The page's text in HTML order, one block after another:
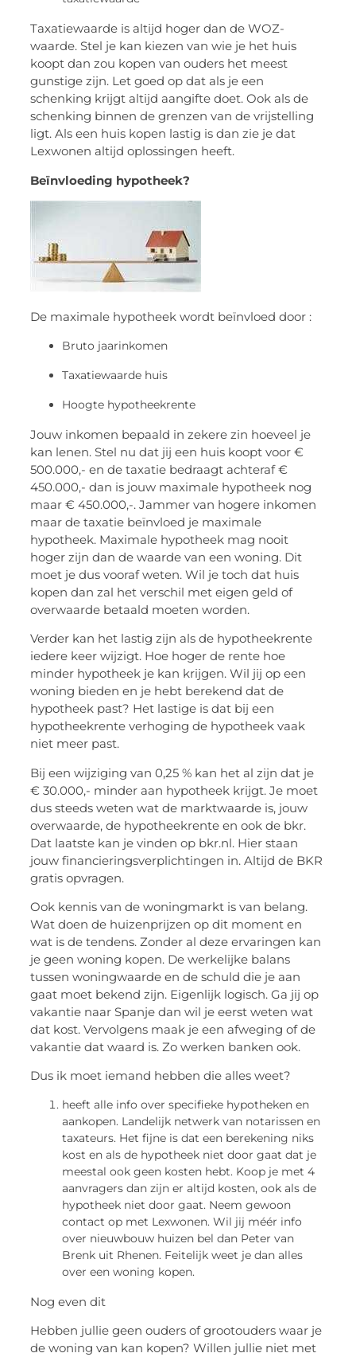
Taxatiewaarde is altijd hoger dan de WOZ-
waarde. Stel je kan kiezen van wie je het huis
koopt dan zou kopen van ouders het meest
gunstige zijn. Let goed op dat als je een
schenking krijgt altijd aangifte doet. Ook als de
schenking binnen de grenzen van de vrijstelling
ligt. Als een huis kopen lastig is dan zie je dat
Lexwonen altijd oplossingen heeft.
Beïnvloeding hypotheek?
De maximale hypotheek wordt beïnvloed door :
Bruto jaarinkomen
Taxatiewaarde huis
Hoogte hypotheekrente
Jouw inkomen bepaald in zekere zin hoeveel je
kan lenen. Stel nu dat jij een huis koopt voor €
500.000,- en de taxatie bedraagt achteraf €
450.000,- dan is jouw maximale hypotheek nog
maar € 450.000,-. Jammer van hogere inkomen
maar de taxatie beïnvloed je maximale
hypotheek. Maximale hypotheek mag nooit
hoger zijn dan de waarde van een woning. Dit
moet je dus vooraf weten. Wil je toch dat huis
kopen dan zal het verschil met eigen geld of
overwaarde betaald moeten worden.
Verder kan het lastig zijn als de hypotheekrente
iedere keer wijzigt. Hoe hoger de rente hoe
minder hypotheek je kan krijgen. Wil jij op een
woning bieden en je hebt berekend dat de
hypotheek past? Het lastige is dat bij een
hypotheekrente verhoging de hypotheek vaak
niet meer past.
Bij een wijziging van 0,25 % kan het al zijn dat je
€ 30.000,- minder aan hypotheek krijgt. Je moet
dus steeds weten wat de marktwaarde is, jouw
overwaarde, de hypotheekrente en ook de bkr.
Dat laatste kan je vinden op bkr.nl. Hier staan
jouw financieringsverplichtingen in. Altijd de BKR
gratis opvragen.
Ook kennis van de woningmarkt is van belang.
Wat doen de huizenprijzen op dit moment en
wat is de tendens. Zonder al deze ervaringen kan
je geen woning kopen. De werkelijke balans
tussen woningwaarde en de schuld die je aan
gaat moet bekend zijn. Eigenlijk logisch. Ga jij op
vakantie naar Spanje dan wil je eerst weten wat
dat kost. Vervolgens maak je een afweging of de
vakantie dat waard is. Zo werken banken ook.
Dus ik moet iemand hebben die alles weet?
heeft alle info over specifieke hypotheken en
aankopen. Landelijk netwerk van notarissen en
taxateurs. Het fijne is dat een berekening niks
kost en als de hypotheek niet door gaat dat je
meestal ook geen kosten hebt. Koop je met 4
aanvragers dan zijn er altijd kosten, ook als de
hypotheek niet door gaat. Neem gewoon
contact op met Lexwonen. Wil jij méér info
over nieuwbouw huizen bel dan Peter van
Brenk uit Rhenen. Feitelijk weet je dan alles
over een woning kopen.
Nog even dit
Hebben jullie geen ouders of grootouders waar je
de woning van kan kopen? Willen jullie niet met